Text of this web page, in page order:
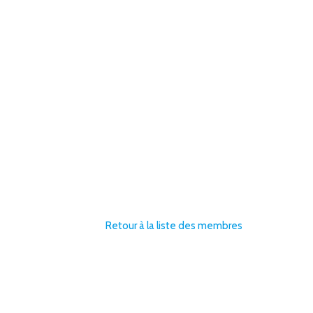
Retour à la liste des membres